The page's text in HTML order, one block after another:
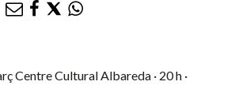
Centre Cultural Albareda · 20 h ·